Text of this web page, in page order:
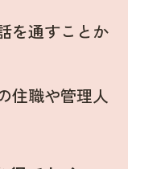
を通すことか
住職や管理人